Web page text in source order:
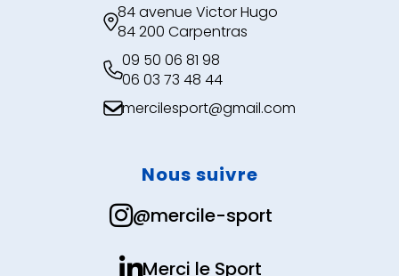
84 avenue Victor Hugo
84 200 Carpentras
09 50 06 81 98
06 03 73 48 44
mercilesport@gmail.com
Nous suivre
@mercile-sport
Merci le Sport